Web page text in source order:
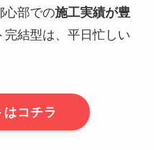
心部での施工実績が豊
結型は、平日忙しい
コチラ